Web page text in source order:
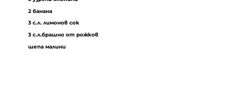
2 банана
3 с.л. лимонов сок
3 с.л.брашно от рожков
шепа малини